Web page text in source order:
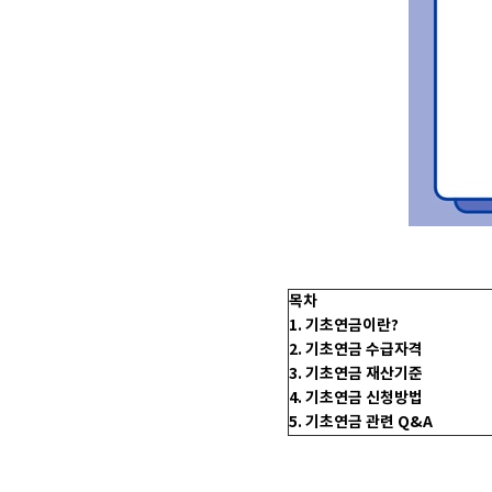
목차
1. 기초연금이란?
2. 기초연금 수급자격
3. 기초연금 재산기준
4. 기초연금 신청방법
5. 기초연금 관련 Q&A